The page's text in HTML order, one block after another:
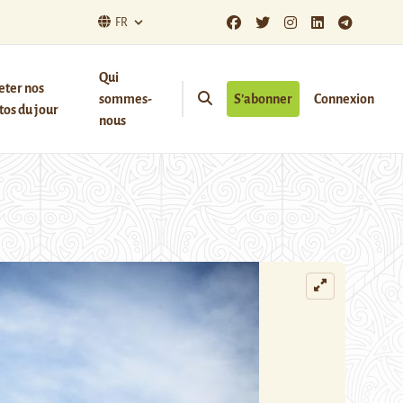
FR
nos
du jour
Qui
sommes-
nous
S’abonner Connexion